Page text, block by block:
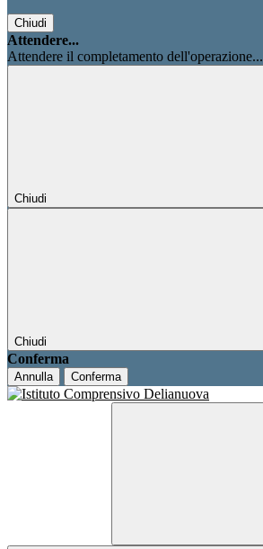
Chiudi
Attendere...
Attendere il completamento dell'operazione...
Chiudi
Chiudi
Conferma
Annulla Conferma